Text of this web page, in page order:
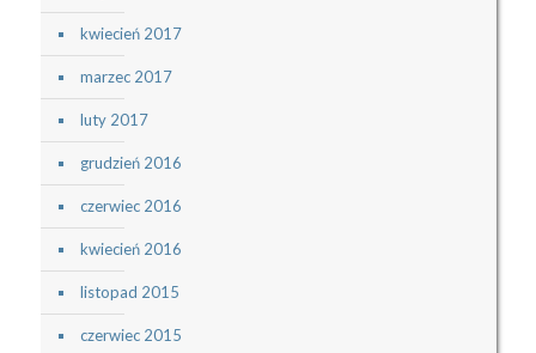
kwiecień 2017
marzec 2017
luty 2017
grudzień 2016
czerwiec 2016
kwiecień 2016
listopad 2015
czerwiec 2015